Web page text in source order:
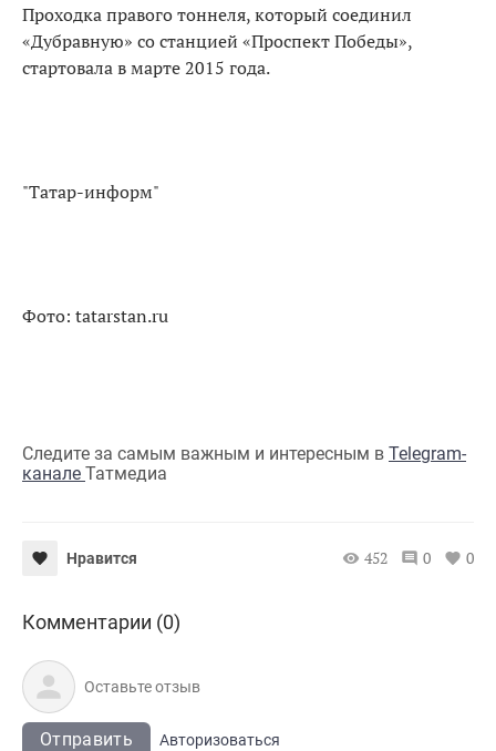
Проходка правого тоннеля, который соединил
«Дубравную» со станцией «Проспект Победы»,
стартовала в марте 2015 года.
"Татар-информ"
Фото: tatarstan.ru
Следите за самым важным и интересным в Telegram-
канале Татмедиа
Нравится 452 0 0
Комментарии (0)
Отправить Авторизоваться